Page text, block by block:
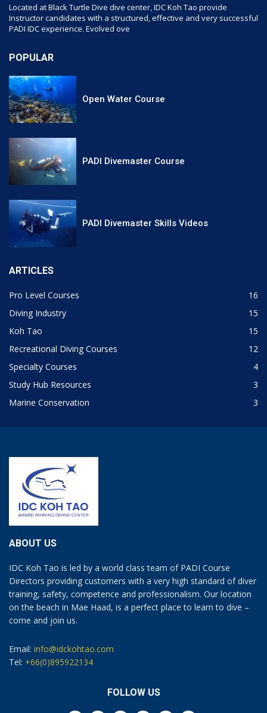
Located at Black Turtle Dive dive center, IDC Koh Tao provide
Instructor candidates with a structured, effective and very successful
PADI IDC experience. Evolved ove
POPULAR
Open Water Course
PADI Divemaster Course
PADI Divemaster Skills Videos
ARTICLES
Pro Level Courses
16
Diving Industry
15
Koh Tao
15
Recreational Diving Courses
12
Specialty Courses
4
Study Hub Resources
3
Marine Conservation
3
ABOUT US
IDC Koh Tao is led by a world class team of PADI Course
Directors providing customers with a very high standard of diver
training, safety, competence and professionalism. Our location
on the beach in Mae Haad, is a perfect place to learn to dive –
come and join us.
Email: info@idckohtao.com
Tel: +66(0)895922134
FOLLOW US